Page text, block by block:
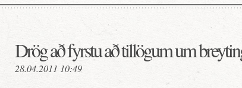
Drög að fyrstu að tillögum um
28.04.2011 10:49